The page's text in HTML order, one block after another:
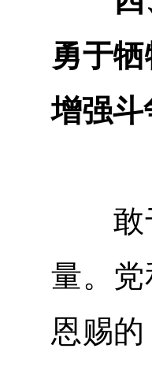
勇于
增强斗
敢于
量。
恩赐